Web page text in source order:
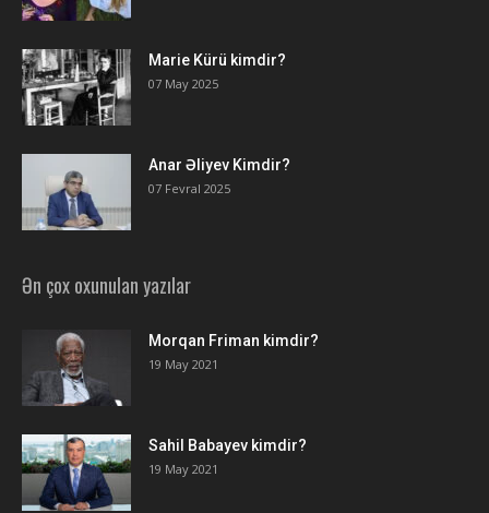
Marie Kürü kimdir?
07 May 2025
Anar Əliyev Kimdir?
07 Fevral 2025
Ən çox oxunulan yazılar
Morqan Friman kimdir?
19 May 2021
Sahil Babayev kimdir?
19 May 2021